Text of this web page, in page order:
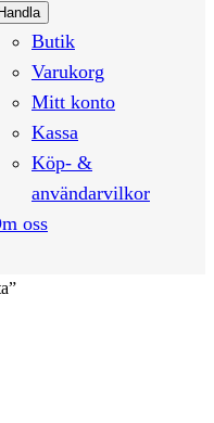
Handla
Butik
Varukorg
Mitt konto
Kassa
Köp- &
användarvilkor
oss